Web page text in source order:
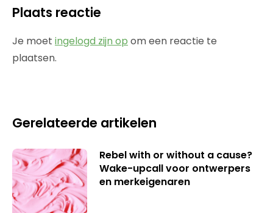
Plaats reactie
Je moet ingelogd zijn op om een reactie te
plaatsen.
Gerelateerde artikelen
Rebel with or without a cause?
Wake-upcall voor ontwerpers
en merkeigenaren